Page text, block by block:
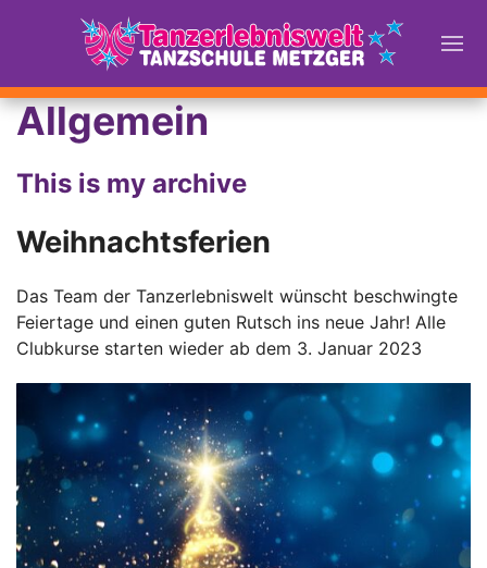
Allgemein
This is my archive
Weihnachtsferien
Das Team der Tanzerlebniswelt wünscht beschwingte
Feiertage und einen guten Rutsch ins neue Jahr! Alle
Clubkurse starten wieder ab dem 3. Januar 2023